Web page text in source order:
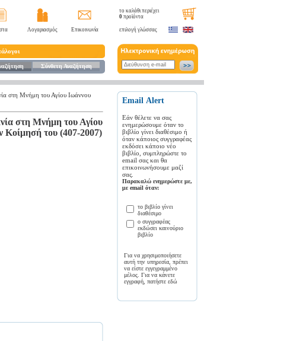
Λογαριασμός Επικοινωνία
Σύνθετη Αναζήτηση
το καλάθι περιέχει
0 προϊόντα
επιλογή γλώσσας
στη Μνήμη του Αγίου Ιωάννου
στη Μνήμη του Αγίου
Κοίμησή του (407-2007)
Εmail Αlert
Εάν θέλετε να σας
ενημερώσουμε όταν το
βιβλίο γίνει διαθέσιμο ή
όταν κάποιος συγγραφέας
εκδόσει κάποιο νέο
βιβλίο, συμπληρώστε το
email σας και θα
επικοινωνήσουμε μαζί
σας.
Παρακαλώ ενημερώστε με,
με email όταν:
το βιβλίο γίνει
διαθέσιμο
ο συγγραφέας
εκδώσει καινούριο
βιβλίο
Για να χρησιμοποιήσετε
αυτή την υπηρεσία, πρέπει
να είστε εγγεγραμμένο
μέλος. Για να κάνετε
εγγραφή, πατήστε εδώ